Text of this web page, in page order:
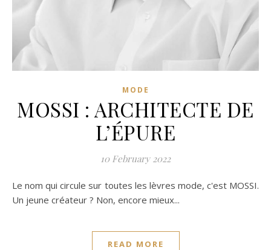
MODE
MOSSI : ARCHITECTE DE
L’ÉPURE
10 February 2022
Le nom qui circule sur toutes les lèvres mode, c'est MOSSI.
Un jeune créateur ? Non, encore mieux...
READ MORE